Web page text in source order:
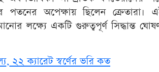
অপেক্ষায় ছিলেন ক্রেতারা।
লক্ষ্যে একটি গুরুত্বপূর্ণ সিদ্ধান্ত
২২ ক্যারেট স্বর্ণের ভরি কত